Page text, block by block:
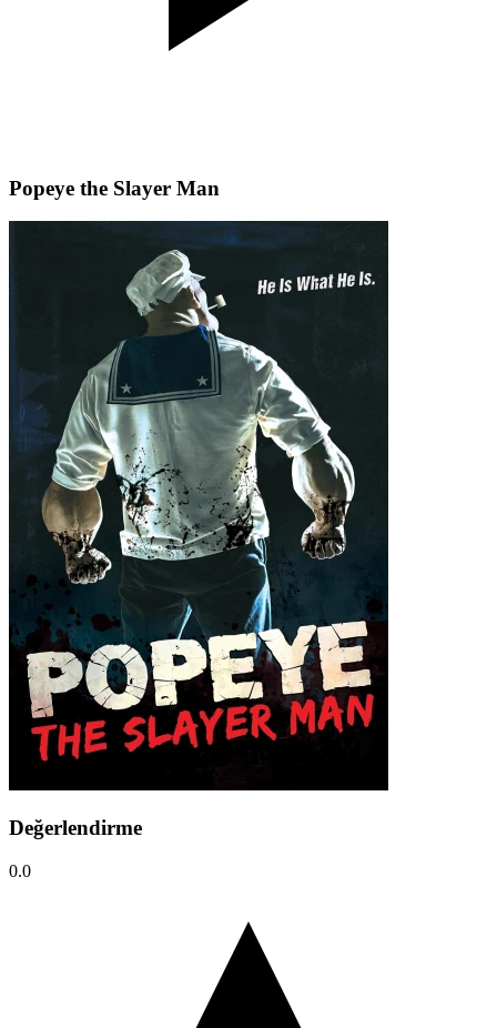
Popeye the Slayer Man
Değerlendirme
0.0